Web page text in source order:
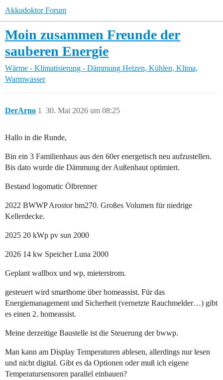
Akkudoktor Forum
Moin zusammen Freunde der
sauberen Energie
Wärme - Klimatisierung - Dämmung Heizen, Kühlen, Klima,
Warmwasser
DerArno 30. Mai 2026 um 08:25
1
Hallo in die Runde,
Bin ein 3 Familienhaus aus den 60er energetisch neu aufzustellen.
Bis dato wurde die Dämmung der Außenhaut optimiert.
Bestand logomatic Ölbrenner
2022 BWWP Arostor bm270. Großes Volumen für niedrige
Kellerdecke.
2025 20 kWp pv sun 2000
2026 14 kw Speicher Luna 2000
Geplant wallbox und wp, mieterstrom.
gesteuert wird smarthome über homeassist. Für das
Energiemanagement und Sicherheit (vernetzte Rauchmelder…) gibt
es einen 2. homeassist.
Meine derzeitige Baustelle ist die Steuerung der bwwp.
Man kann am Display Temperaturen ablesen, allerdings nur lesen
und nicht digital. Gibt es da Optionen oder muß ich eigene
Temperatursensoren parallel einbauen?